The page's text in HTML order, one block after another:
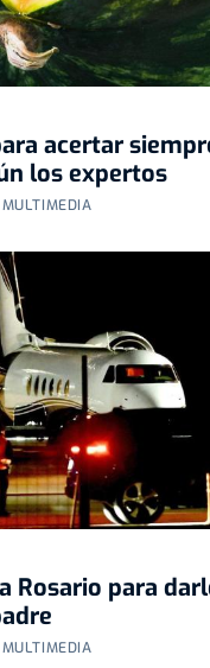
acertar
los expertos
Rosario para